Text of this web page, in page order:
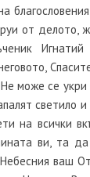
от делото,
Игнатий
може се
светило и
на всички
ви, та
ваш